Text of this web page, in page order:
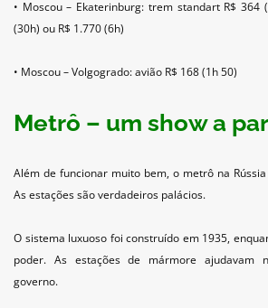
• Moscou – Ekaterinburg: trem standart R$ 364
(30h) ou R$ 1.770 (6h)
• Moscou – Volgogrado: avião R$ 168 (1h 50)
Metrô – um show a
Além de funcionar muito bem, o metrô na
As estações são verdadeiros palácios.
O sistema luxuoso foi construído em 1935,
poder. As estações de mármore ajudavam
governo.